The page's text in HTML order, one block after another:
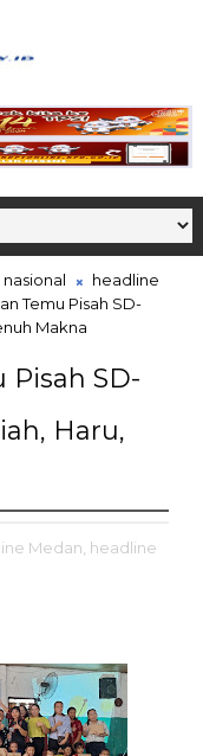
headline
Temu Pisah SD-
Makna
Pisah SD-
Haru,
Medan, headline